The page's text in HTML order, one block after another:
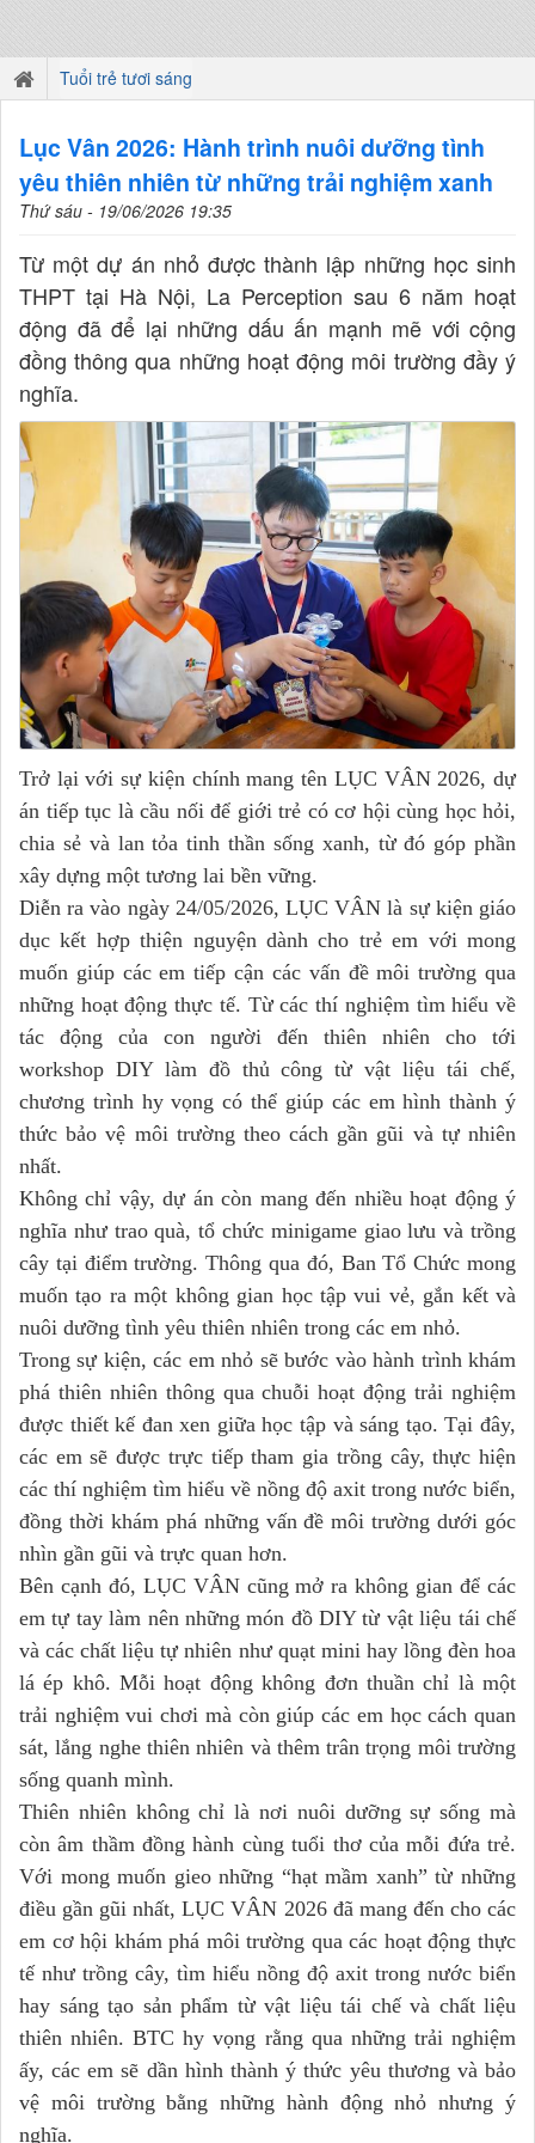
Tuổi trẻ tươi sáng
Lục Vân 2026: Hành trình nuôi dưỡng tình
yêu thiên nhiên từ những trải nghiệm xanh
Thứ sáu - 19/06/2026 19:35
Từ một dự án nhỏ được thành lập những học sinh
THPT tại Hà Nội, La Perception sau 6 năm hoạt
động đã để lại những dấu ấn mạnh mẽ với cộng
đồng thông qua những hoạt động môi trường đầy ý
nghĩa.
Trở lại với sự kiện chính mang tên LỤC VÂN 2026, dự
án tiếp tục là cầu nối để giới trẻ có cơ hội cùng học hỏi,
chia sẻ và lan tỏa tinh thần sống xanh, từ đó góp phần
xây dựng một tương lai bền vững.
Diễn ra vào ngày 24/05/2026, LỤC VÂN là sự kiện giáo
dục kết hợp thiện nguyện dành cho trẻ em với mong
muốn giúp các em tiếp cận các vấn đề môi trường qua
những hoạt động thực tế. Từ các thí nghiệm tìm hiểu về
tác động của con người đến thiên nhiên cho tới
workshop DIY làm đồ thủ công từ vật liệu tái chế,
chương trình hy vọng có thể giúp các em hình thành ý
thức bảo vệ môi trường theo cách gần gũi và tự nhiên
nhất.
Không chỉ vậy, dự án còn mang đến nhiều hoạt động ý
nghĩa như trao quà, tổ chức minigame giao lưu và trồng
cây tại điểm trường. Thông qua đó, Ban Tổ Chức mong
muốn tạo ra một không gian học tập vui vẻ, gắn kết và
nuôi dưỡng tình yêu thiên nhiên trong các em nhỏ.
Trong sự kiện, các em nhỏ sẽ bước vào hành trình khám
phá thiên nhiên thông qua chuỗi hoạt động trải nghiệm
được thiết kế đan xen giữa học tập và sáng tạo. Tại đây,
các em sẽ được trực tiếp tham gia trồng cây, thực hiện
các thí nghiệm tìm hiểu về nồng độ axit trong nước biển,
đồng thời khám phá những vấn đề môi trường dưới góc
nhìn gần gũi và trực quan hơn.
Bên cạnh đó, LỤC VÂN cũng mở ra không gian để các
em tự tay làm nên những món đồ DIY từ vật liệu tái chế
và các chất liệu tự nhiên như quạt mini hay lồng đèn hoa
lá ép khô. Mỗi hoạt động không đơn thuần chỉ là một
trải nghiệm vui chơi mà còn giúp các em học cách quan
sát, lắng nghe thiên nhiên và thêm trân trọng môi trường
sống quanh mình.
Thiên nhiên không chỉ là nơi nuôi dưỡng sự sống mà
còn âm thầm đồng hành cùng tuổi thơ của mỗi đứa trẻ.
Với mong muốn gieo những “hạt mầm xanh” từ những
điều gần gũi nhất, LỤC VÂN 2026 đã mang đến cho các
em cơ hội khám phá môi trường qua các hoạt động thực
tế như trồng cây, tìm hiểu nồng độ axit trong nước biển
hay sáng tạo sản phẩm từ vật liệu tái chế và chất liệu
thiên nhiên. BTC hy vọng rằng qua những trải nghiệm
ấy, các em sẽ dần hình thành ý thức yêu thương và bảo
vệ môi trường bằng những hành động nhỏ nhưng ý
nghĩa.